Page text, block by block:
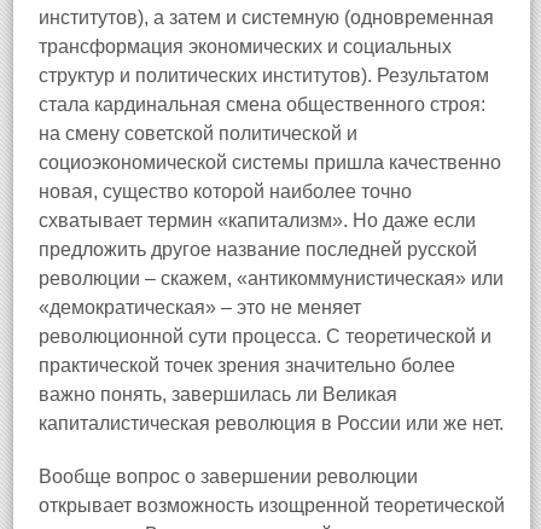
институтов), а затем и системную (одновременная
трансформация экономических и социальных
структур и политических институтов). Результатом
стала кардинальная смена общественного строя:
на смену советской политической и
социоэкономической системы пришла качественно
новая, существо которой наиболее точно
схватывает термин «капитализм». Но даже если
предложить другое название последней русской
революции – скажем, «антикоммунистическая» или
«демократическая» – это не меняет
революционной сути процесса. С теоретической и
практической точек зрения значительно более
важно понять, завершилась ли Великая
капиталистическая революция в России или же нет.
Вообще вопрос о завершении революции
открывает возможность изощренной теоретической